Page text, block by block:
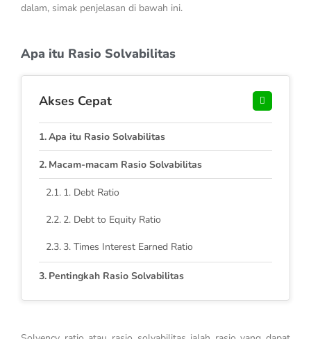
dalam, simak penjelasan di bawah ini.
Apa itu Rasio Solvabilitas
Akses Cepat
Apa itu Rasio Solvabilitas
Macam-macam Rasio Solvabilitas
1. Debt Ratio
2. Debt to Equity Ratio
3. Times Interest Earned Ratio
Pentingkah Rasio Solvabilitas